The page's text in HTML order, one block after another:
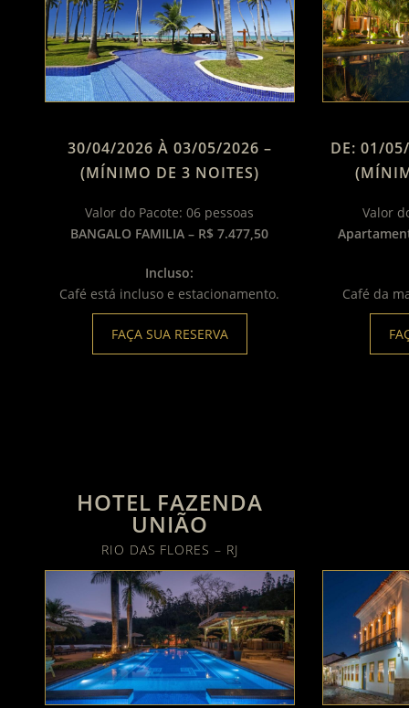
30/04/2026 À 03/05/2026 –
(MÍNIMO DE 3 NOITES)
Valor do Pacote: 06 pessoas
BANGALO FAMILIA – R$ 7.477,50
Incluso:
Café está incluso e estacionamento.
FAÇA SUA RESERVA
DE: 01/
Valor
Café da
HOTEL FAZENDA
UNIÃO
RIO DAS FLORES – RJ